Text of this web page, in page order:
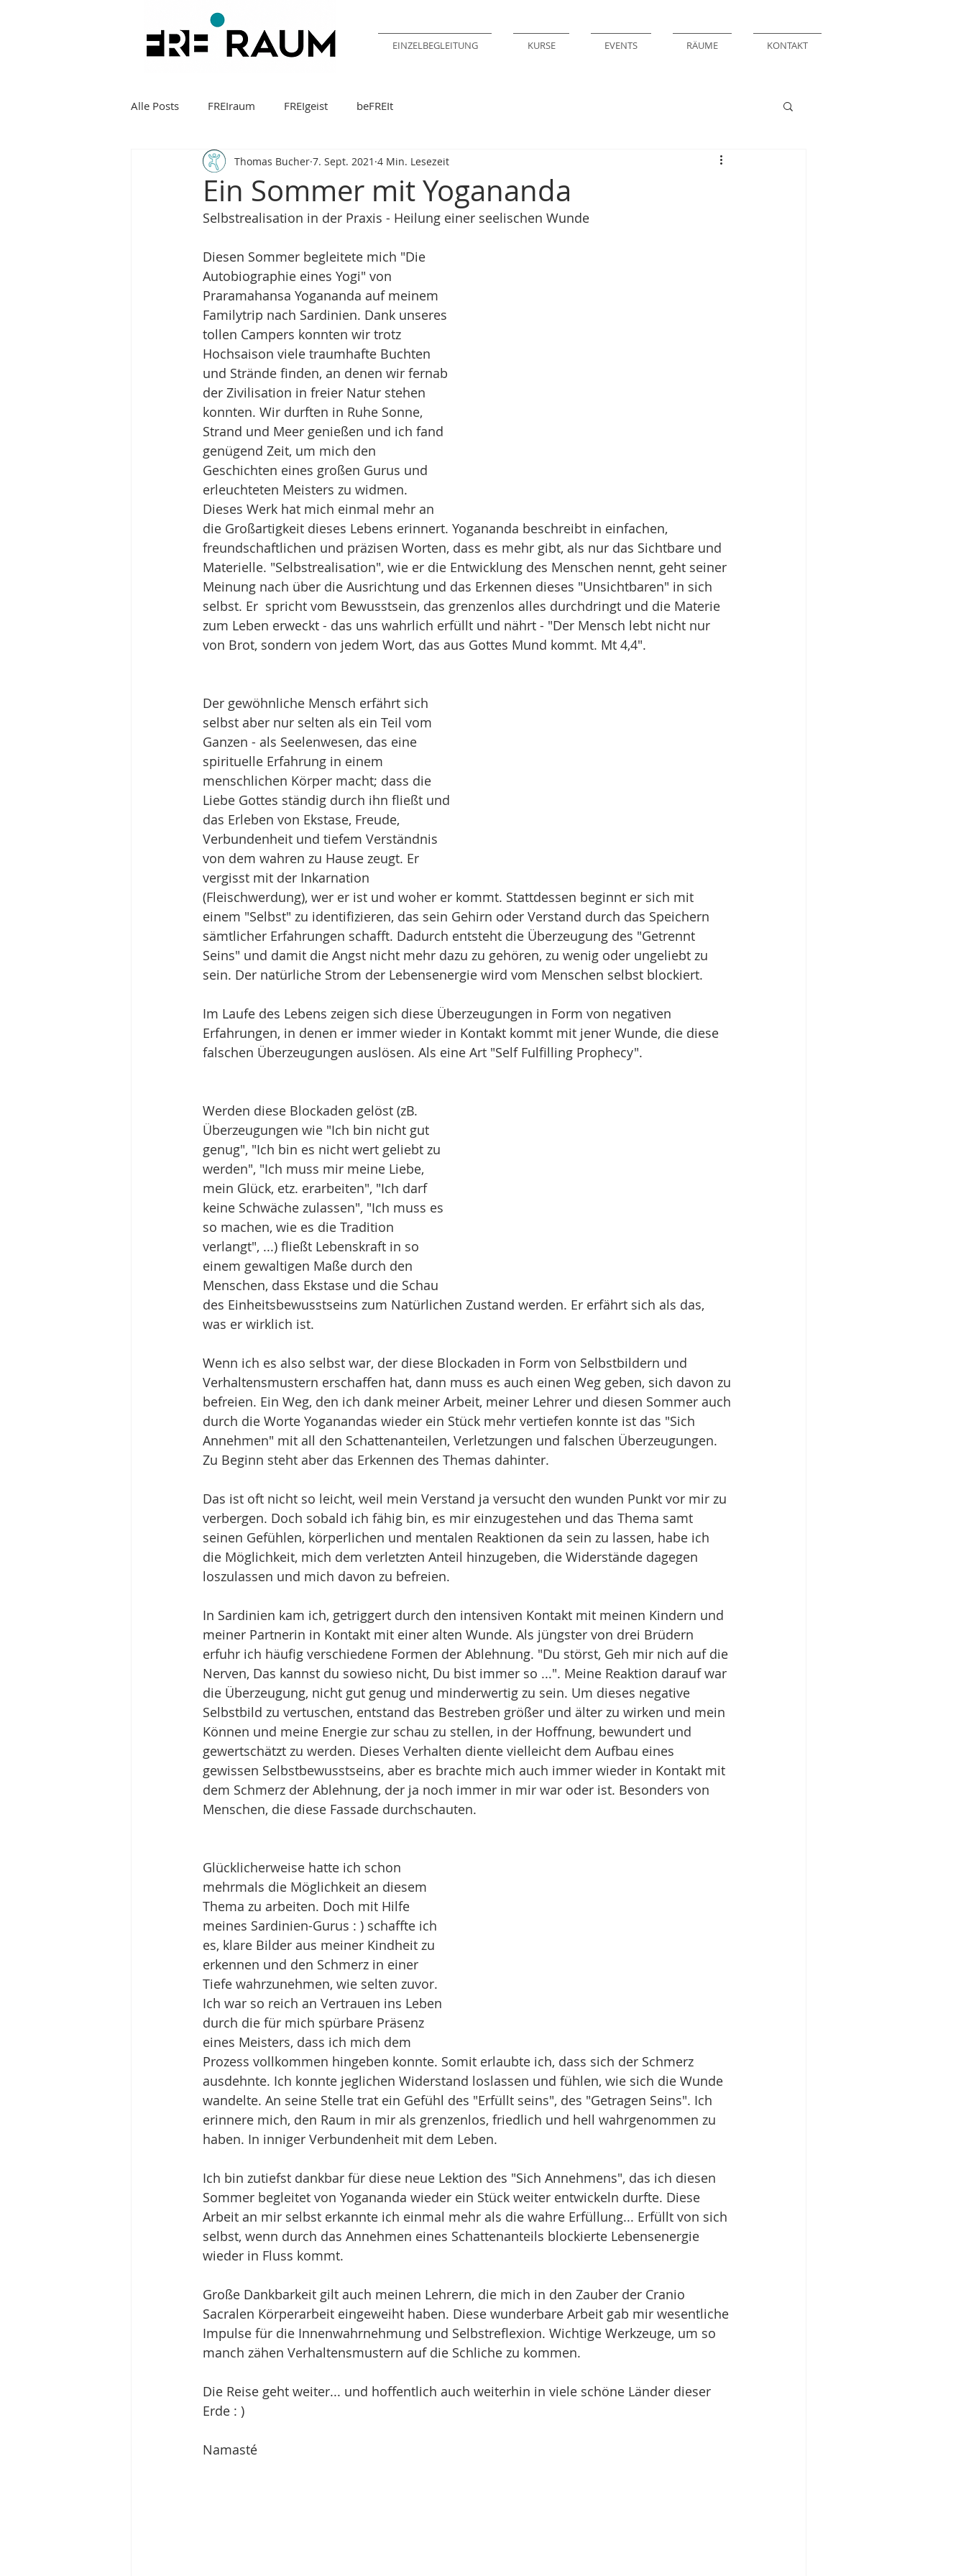
EINZELBEGLEITUNG KURSE EVENTS RÄUME KONTAKT
Alle Posts FREIraum FREIgeist beFREIt
Ein Sommer mit Yogananda
Thomas Bucher 7. Sept. 2021 4 Min. Lesezeit
Selbstrealisation in der Praxis - Heilung einer seelischen Wunde
Diesen Sommer begleitete mich "Die
Autobiographie eines Yogi" von
Praramahansa Yogananda auf meinem
Familytrip nach Sardinien. Dank unseres
tollen Campers konnten wir trotz
Hochsaison viele traumhafte Buchten
und Strände finden, an denen wir fernab
der Zivilisation in freier Natur stehen
konnten. Wir durften in Ruhe Sonne,
Strand und Meer genießen und ich fand
genügend Zeit, um mich den
Geschichten eines großen Gurus und
erleuchteten Meisters zu widmen.
Dieses Werk hat mich einmal mehr an
die Großartigkeit dieses Lebens erinnert. Yogananda beschreibt in einfachen,
freundschaftlichen und präzisen Worten, dass es mehr gibt, als nur das Sichtbare und
Materielle. "Selbstrealisation", wie er die Entwicklung des Menschen nennt, geht seiner
Meinung nach über die Ausrichtung und das Erkennen dieses "Unsichtbaren" in sich
selbst. Er  spricht vom Bewusstsein, das grenzenlos alles durchdringt und die Materie
zum Leben erweckt - das uns wahrlich erfüllt und nährt - "Der Mensch lebt nicht nur
von Brot, sondern von jedem Wort, das aus Gottes Mund kommt. Mt 4,4".
Der gewöhnliche Mensch erfährt sich
selbst aber nur selten als ein Teil vom
Ganzen - als Seelenwesen, das eine
spirituelle Erfahrung in einem
menschlichen Körper macht; dass die
Liebe Gottes ständig durch ihn fließt und
das Erleben von Ekstase, Freude,
Verbundenheit und tiefem Verständnis
von dem wahren zu Hause zeugt. Er
vergisst mit der Inkarnation
(Fleischwerdung), wer er ist und woher er kommt. Stattdessen beginnt er sich mit
einem "Selbst" zu identifizieren, das sein Gehirn oder Verstand durch das Speichern
sämtlicher Erfahrungen schafft. Dadurch entsteht die Überzeugung des "Getrennt
Seins" und damit die Angst nicht mehr dazu zu gehören, zu wenig oder ungeliebt zu
sein. Der natürliche Strom der Lebensenergie wird vom Menschen selbst blockiert.
Im Laufe des Lebens zeigen sich diese Überzeugungen in Form von negativen
Erfahrungen, in denen er immer wieder in Kontakt kommt mit jener Wunde, die diese
falschen Überzeugungen auslösen. Als eine Art "Self Fulfilling Prophecy".
Werden diese Blockaden gelöst (zB.
Überzeugungen wie "Ich bin nicht gut
genug", "Ich bin es nicht wert geliebt zu
werden", "Ich muss mir meine Liebe,
mein Glück, etz. erarbeiten", "Ich darf
keine Schwäche zulassen", "Ich muss es
so machen, wie es die Tradition
verlangt", ...) fließt Lebenskraft in so
einem gewaltigen Maße durch den
Menschen, dass Ekstase und die Schau
des Einheitsbewusstseins zum Natürlichen Zustand werden. Er erfährt sich als das,
was er wirklich ist.
Wenn ich es also selbst war, der diese Blockaden in Form von Selbstbildern und
Verhaltensmustern erschaffen hat, dann muss es auch einen Weg geben, sich davon zu
befreien. Ein Weg, den ich dank meiner Arbeit, meiner Lehrer und diesen Sommer auch
durch die Worte Yoganandas wieder ein Stück mehr vertiefen konnte ist das "Sich
Annehmen" mit all den Schattenanteilen, Verletzungen und falschen Überzeugungen.
Zu Beginn steht aber das Erkennen des Themas dahinter.
Das ist oft nicht so leicht, weil mein Verstand ja versucht den wunden Punkt vor mir zu
verbergen. Doch sobald ich fähig bin, es mir einzugestehen und das Thema samt
seinen Gefühlen, körperlichen und mentalen Reaktionen da sein zu lassen, habe ich
die Möglichkeit, mich dem verletzten Anteil hinzugeben, die Widerstände dagegen
loszulassen und mich davon zu befreien.
In Sardinien kam ich, getriggert durch den intensiven Kontakt mit meinen Kindern und
meiner Partnerin in Kontakt mit einer alten Wunde. Als jüngster von drei Brüdern
erfuhr ich häufig verschiedene Formen der Ablehnung. "Du störst, Geh mir nich auf die
Nerven, Das kannst du sowieso nicht, Du bist immer so ...". Meine Reaktion darauf war
die Überzeugung, nicht gut genug und minderwertig zu sein. Um dieses negative
Selbstbild zu vertuschen, entstand das Bestreben größer und älter zu wirken und mein
Können und meine Energie zur schau zu stellen, in der Hoffnung, bewundert und
gewertschätzt zu werden. Dieses Verhalten diente vielleicht dem Aufbau eines
gewissen Selbstbewusstseins, aber es brachte mich auch immer wieder in Kontakt mit
dem Schmerz der Ablehnung, der ja noch immer in mir war oder ist. Besonders von
Menschen, die diese Fassade durchschauten.
Glücklicherweise hatte ich schon
mehrmals die Möglichkeit an diesem
Thema zu arbeiten. Doch mit Hilfe
meines Sardinien-Gurus : ) schaffte ich
es, klare Bilder aus meiner Kindheit zu
erkennen und den Schmerz in einer
Tiefe wahrzunehmen, wie selten zuvor.
Ich war so reich an Vertrauen ins Leben
durch die für mich spürbare Präsenz
eines Meisters, dass ich mich dem
Prozess vollkommen hingeben konnte. Somit erlaubte ich, dass sich der Schmerz
ausdehnte. Ich konnte jeglichen Widerstand loslassen und fühlen, wie sich die Wunde
wandelte. An seine Stelle trat ein Gefühl des "Erfüllt seins", des "Getragen Seins". Ich
erinnere mich, den Raum in mir als grenzenlos, friedlich und hell wahrgenommen zu
haben. In inniger Verbundenheit mit dem Leben.
Ich bin zutiefst dankbar für diese neue Lektion des "Sich Annehmens", das ich diesen
Sommer begleitet von Yogananda wieder ein Stück weiter entwickeln durfte. Diese
Arbeit an mir selbst erkannte ich einmal mehr als die wahre Erfüllung... Erfüllt von sich
selbst, wenn durch das Annehmen eines Schattenanteils blockierte Lebensenergie
wieder in Fluss kommt.
Große Dankbarkeit gilt auch meinen Lehrern, die mich in den Zauber der Cranio
Sacralen Körperarbeit eingeweiht haben. Diese wunderbare Arbeit gab mir wesentliche
Impulse für die Innenwahrnehmung und Selbstreflexion. Wichtige Werkzeuge, um so
manch zähen Verhaltensmustern auf die Schliche zu kommen.
Die Reise geht weiter... und hoffentlich auch weiterhin in viele schöne Länder dieser
Erde : )
Namasté